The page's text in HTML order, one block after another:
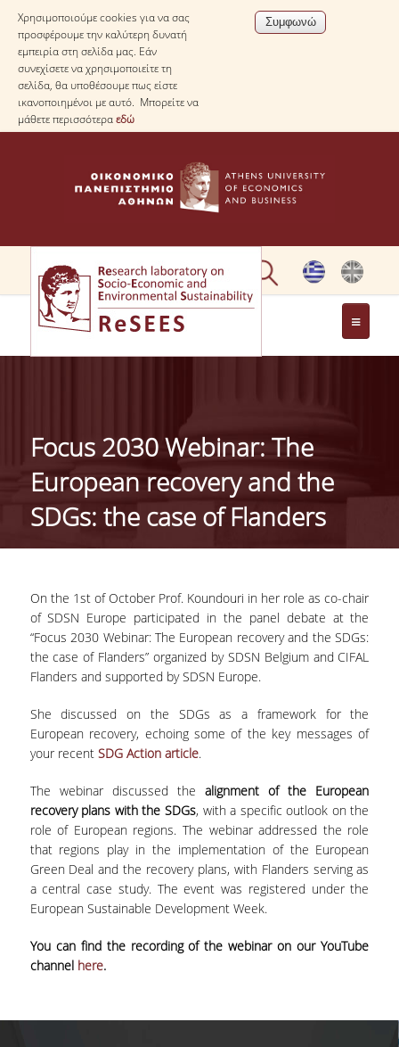
Χρησιμοποιούμε cookies για να σας
προσφέρουμε την καλύτερη δυνατή
εμπειρία στη σελίδα μας. Εάν
συνεχίσετε να χρησιμοποιείτε τη
σελίδα, θα υποθέσουμε πως είστε
ικανοποιημένοι με αυτό. Μπορείτε να
μάθετε περισσότεραεδώ
ΣΧΕΤΙΚΑ
PROJECTS
ΝΕΑ
ΔΗΜΟΣΙΕΥΣΕΙΣ
ΕΚΔΗΛΩΣΕΙΣ
PROFESSIONAL COURSE
ΕΚΠΑΙΔΕΥΤΕΣ
ΑΙΤΗΣΕΙΣ
ΜΕΤΑΠΤΥΧΙΑΚΑ ΠΡΟΓΡΑΜΜΑΤΑ
ΠΜΣ ΟΙΚΟΝΟΜΙΚΑ ΚΑΙ ΔΙΚΑΙΟ ΣΤΙΣ
ΕΝΕΡΓΕΙΑΚΕΣ ΑΓΟΡΕΣ
ΔΙΑΤΡΙΒΕΣ ΦΟΙΤΗΤΩΝ
Focus 2030 Webinar: The
European recovery and the
SDGs: the case of Flanders
On the 1stof October Prof. Koundouri in her role as co-chair
of SDSN Europe participated in the panel debate at the
“Focus 2030 Webinar: The European recovery and the SDGs:
the case of Flanders” organized by SDSN Belgium and CIFAL
Flanders and supported by SDSN Europe.
She discussed on the SDGs as a framework for the
European recovery, echoing some of the key messages of
your recent SDG Action article.
The webinar discussed thealignment of the European
recovery plans with the SDGs, with a specific outlook on the
role of European regions. The webinar addressed the role
that regions play in the implementation of the European
Green Deal and the recovery plans, with Flanders serving as
a central case study. The event was registered under the
European Sustainable Development Week.
You can find the recording of the webinar on our YouTube
channel here.